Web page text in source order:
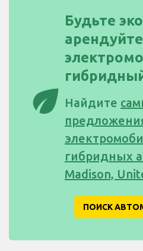
eco
Будьте
Найдите
гибридных
Madison,
ПОИСК